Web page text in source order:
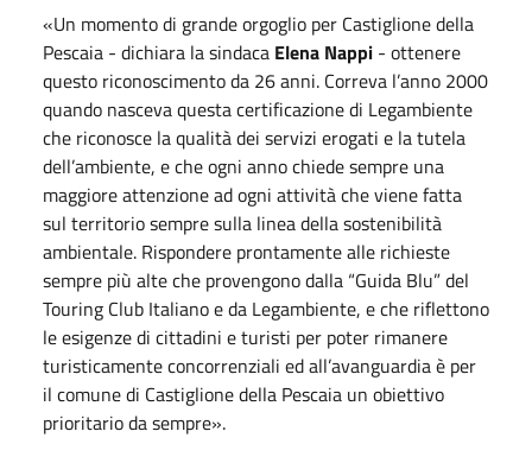
«Un momento di grande orgoglio per Castiglione della
Pescaia - dichiara la sindaca Elena Nappi - ottenere
questo riconoscimento da 26 anni. Correva l’anno 2000
quando nasceva questa certificazione di Legambiente
che riconosce la qualità dei servizi erogati e la tutela
dell’ambiente, e che ogni anno chiede sempre una
maggiore attenzione ad ogni attività che viene fatta
sul territorio sempre sulla linea della sostenibilità
ambientale. Rispondere prontamente alle richieste
sempre più alte che provengono dalla “Guida Blu” del
Touring Club Italiano e da Legambiente, e che riflettono
le esigenze di cittadini e turisti per poter rimanere
turisticamente concorrenziali ed all’avanguardia è per
il comune di Castiglione della Pescaia un obiettivo
prioritario da sempre».